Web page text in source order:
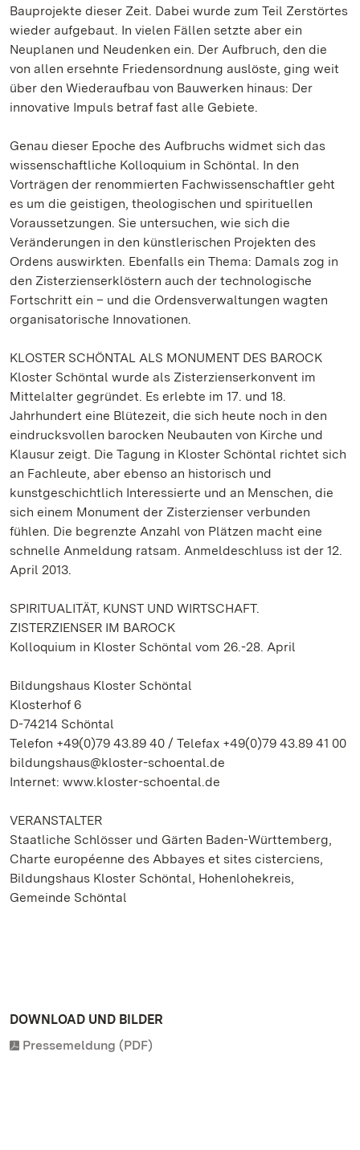
Bauprojekte dieser Zeit. Dabei wurde zum Teil Zerstörtes
wieder aufgebaut. In vielen Fällen setzte aber ein
Neuplanen und Neudenken ein. Der Aufbruch, den die
von allen ersehnte Friedensordnung auslöste, ging weit
über den Wiederaufbau von Bauwerken hinaus: Der
innovative Impuls betraf fast alle Gebiete.
Genau dieser Epoche des Aufbruchs widmet sich das
wissenschaftliche Kolloquium in Schöntal. In den
Vorträgen der renommierten Fachwissenschaftler geht
es um die geistigen, theologischen und spirituellen
Voraussetzungen. Sie untersuchen, wie sich die
Veränderungen in den künstlerischen Projekten des
Ordens auswirkten. Ebenfalls ein Thema: Damals zog in
den Zisterzienserklöstern auch der technologische
Fortschritt ein – und die Ordensverwaltungen wagten
organisatorische Innovationen.
KLOSTER SCHÖNTAL ALS MONUMENT DES BAROCK
Kloster Schöntal wurde als Zisterzienserkonvent im
Mittelalter gegründet. Es erlebte im 17. und 18.
Jahrhundert eine Blütezeit, die sich heute noch in den
eindrucksvollen barocken Neubauten von Kirche und
Klausur zeigt. Die Tagung in Kloster Schöntal richtet sich
an Fachleute, aber ebenso an historisch und
kunstgeschichtlich Interessierte und an Menschen, die
sich einem Monument der Zisterzienser verbunden
fühlen. Die begrenzte Anzahl von Plätzen macht eine
schnelle Anmeldung ratsam. Anmeldeschluss ist der 12.
April 2013.
SPIRITUALITÄT, KUNST UND WIRTSCHAFT.
ZISTERZIENSER IM BAROCK
Kolloquium in Kloster Schöntal vom 26.-28. April
Bildungshaus Kloster Schöntal
Klosterhof 6
D-74214 Schöntal
Telefon +49(0)79 43.89 40 / Telefax +49(0)79 43.89 41 00
bildungshaus@kloster-schoental.de
Internet: www.kloster-schoental.de
VERANSTALTER
Staatliche Schlösser und Gärten Baden-Württemberg,
Charte européenne des Abbayes et sites cisterciens,
Bildungshaus Kloster Schöntal, Hohenlohekreis,
Gemeinde Schöntal
DOWNLOAD UND BILDER
Pressemeldung (PDF)